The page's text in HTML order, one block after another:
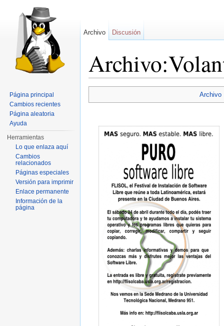
Archivo
Archivo Discusión
Página principal
Cambios recientes
Página aleatoria
Ayuda
Herramientas
Lo que enlaza aquí
Cambios
relacionados
Páginas especiales
Versión para imprimir
Enlace permanente
Información de la
página